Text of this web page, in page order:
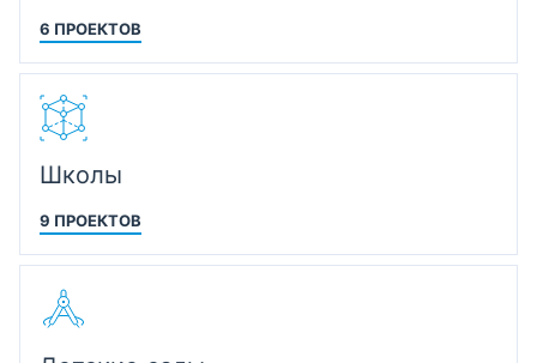
6 ПРОЕКТОВ
Школы
9 ПРОЕКТОВ